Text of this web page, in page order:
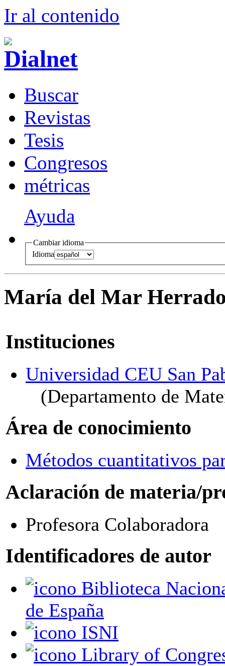
Ir al contenido
Buscar
Revistas
Tesis
Congresos
métricas
Ayuda
Cambiar idioma
Idioma
María del Mar
Instituciones
Universidad CEU San
(Departamento de
Área de conocimiento
Métodos cuantitativos
Aclaración de materia/
Profesora Colaboradora
Identificadores de autor
de España
ISNI
Library of